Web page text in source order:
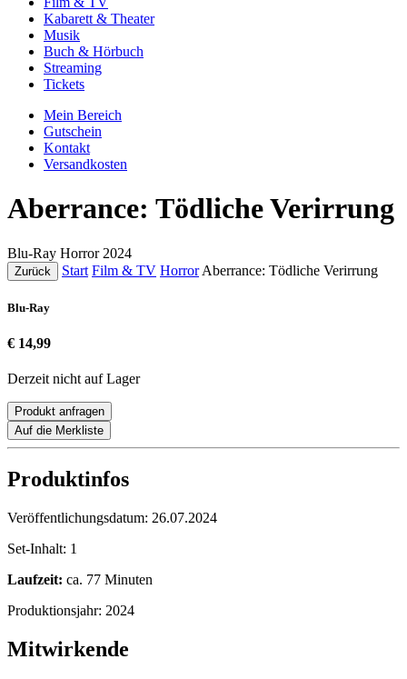
Kabarett & Theater
Musik
Buch & Hörbuch
Streaming
Tickets
Mein Bereich
Gutschein
Kontakt
Versandkosten
Aberrance: Tödliche Verirrung
Blu-Ray Horror 2024
Zurück Start Film & TV Horror Aberrance: Tödliche Verirrung
Blu-Ray
€ 14,99
Derzeit nicht auf Lager
Produkt anfragen
Auf die Merkliste
Produktinfos
Veröffentlichungsdatum: 26.07.2024
Set-Inhalt: 1
Laufzeit: ca. 77 Minuten
Produktionsjahr: 2024
Mitwirkende